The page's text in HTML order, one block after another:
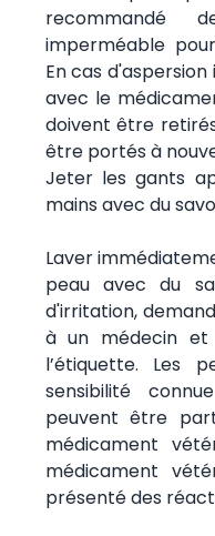
imperméable
En cas
avec le
doivent être
être portés à
Jeter les gants
mains avec du
Laver
peau avec du
d'irritation,
à un médecin
l’étiquette. Les
sensibilité
peuvent être
médicament
médicament
présenté des